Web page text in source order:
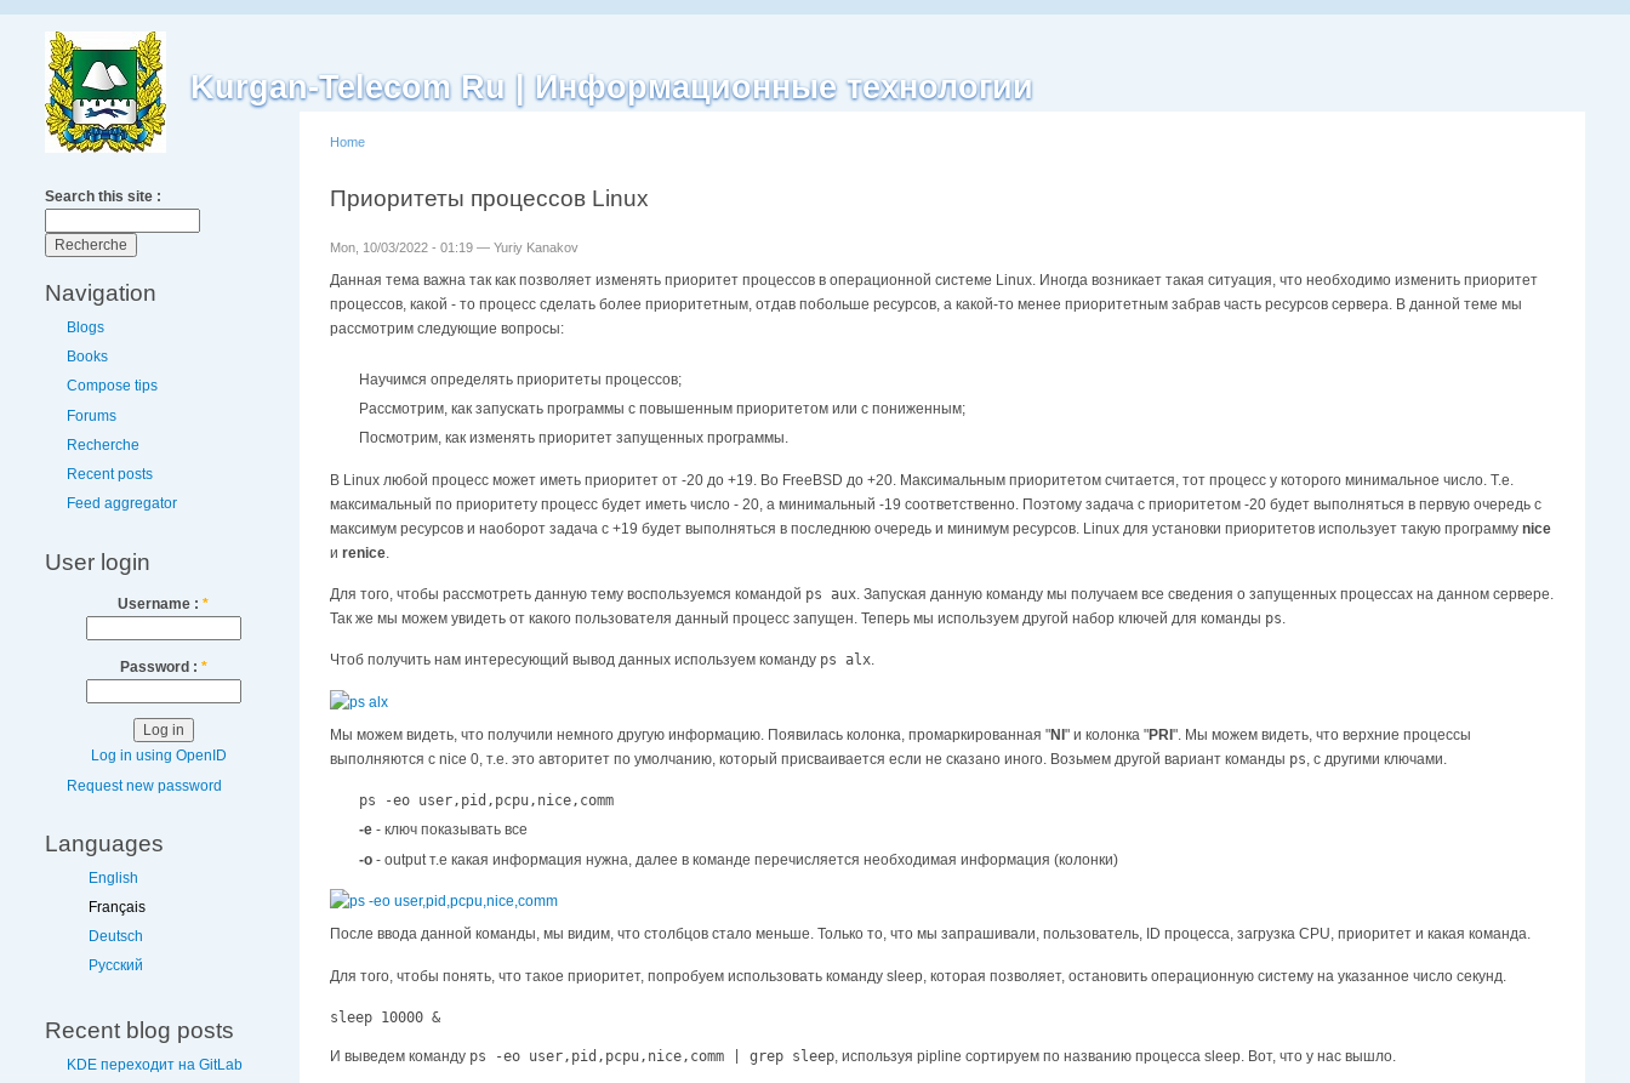
Kurgan-Telecom Ru | Информационные технологии
Search this site :
Navigation
Blogs
Books
Compose tips
Forums
Recherche
Recent posts
Feed aggregator
User login
Username : *
Password : *
Log in using OpenID
Request new password
Languages
English
Français
Deutsch
Русский
Recent blog posts
KDE переходит на GitLab
Home
Приоритеты процессов Linux
Mon, 10/03/2022 - 01:19 — Yuriy Kanakov
Данная тема важна так как позволяет изменять приоритет процессов в операционной системе Linux. Иногда возникает такая ситуация, что необходимо изменить приоритет
процессов, какой - то процесс сделать более приоритетным, отдав побольше ресурсов, а какой-то менее приоритетным забрав часть ресурсов сервера. В данной теме мы
рассмотрим следующие вопросы:
Научимся определять приоритеты процессов;
Рассмотрим, как запускать программы с повышенным приоритетом или с пониженным;
Посмотрим, как изменять приоритет запущенных программы.
В Linux любой процесс может иметь приоритет от -20 до +19. Во FreeBSD до +20. Максимальным приоритетом считается, тот процесс у которого минимальное число. Т.е.
максимальный по приоритету процесс будет иметь число - 20, а минимальный -19 соответственно. Поэтому задача с приоритетом -20 будет выполняться в первую очередь с
максимум ресурсов и наоборот задача с +19 будет выполняться в последнюю очередь и минимум ресурсов. Linux для установки приоритетов использует такую программу nice
и renice
Для того, чтобы рассмотреть данную тему воспользуемся командой ps aux. Запуская данную команду мы получаем все сведения о запущенных процессах на данном сервере.
Так же мы можем увидеть от какого пользователя данный процесс запущен. Теперь мы используем другой набор ключей для команды ps.
Чтоб получить нам интересующий вывод данных используем команду ps alx.
Мы можем видеть, что получили немного другую информацию. Появилась колонка, промаркированная "NI" и колонка "PRI". Мы можем видеть, что верхние процессы
выполняются с nice 0, т.е. это авторитет по умолчанию, который присваивается если не сказано иного. Возьмем другой вариант команды ps, с другими ключами.
ps -eo user,pid,pcpu,nice,comm
-e - ключ показывать все
-o - output т.е какая информация нужна, далее в команде перечисляется необходимая информация (колонки)
После ввода данной команды, мы видим, что столбцов стало меньше. Только то, что мы запрашивали, пользователь, ID процесса, загрузка CPU, приоритет и какая команда.
Для того, чтобы понять, что такое приоритет, попробуем использовать команду sleep, которая позволяет, остановить операционную систему на указанное число секунд.
sleep 10000 &
И выведем команду ps -eo user,pid,pcpu,nice,comm | grep sleep, используя pipline сортируем по названию процесса sleep. Вот, что у нас вышло.